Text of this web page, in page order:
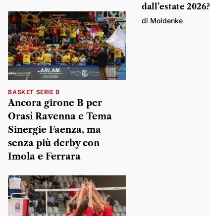
BASKET SERIE B
Ancora girone B per
Orasì Ravenna e Tema
Sinergie Faenza, ma
senza più derby con
Imola e Ferrara
dall’estate 2026?
di Moldenke